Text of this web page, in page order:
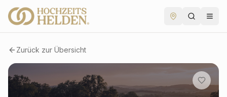
Zurück zur Übersicht